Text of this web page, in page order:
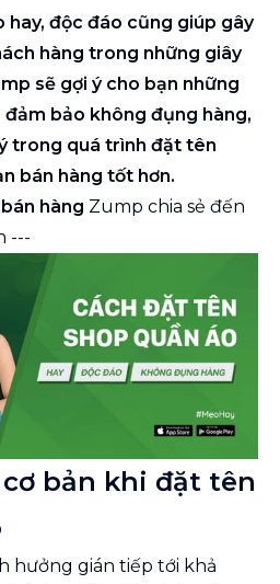
độc đáo cũng giúp gây
hàng trong những giây
sẽ gợi ý cho bạn những
đảm bảo không đụng hàng,
trong quá trình đặt tên
bán hàng tốt hơn.
hàng Zump chia sẻ đến
---
cơ bản khi đặt tên
hưởng gián tiếp tới khả